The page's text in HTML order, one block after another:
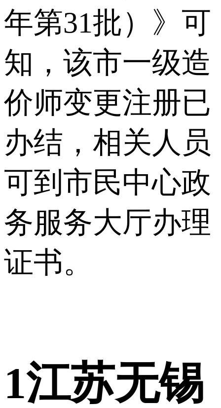
年第31批）》可
知，该市一级造
价师变更注册已
办结，相关人员
可到市民中心政
务服务大厅办理
证书。
1江苏无锡